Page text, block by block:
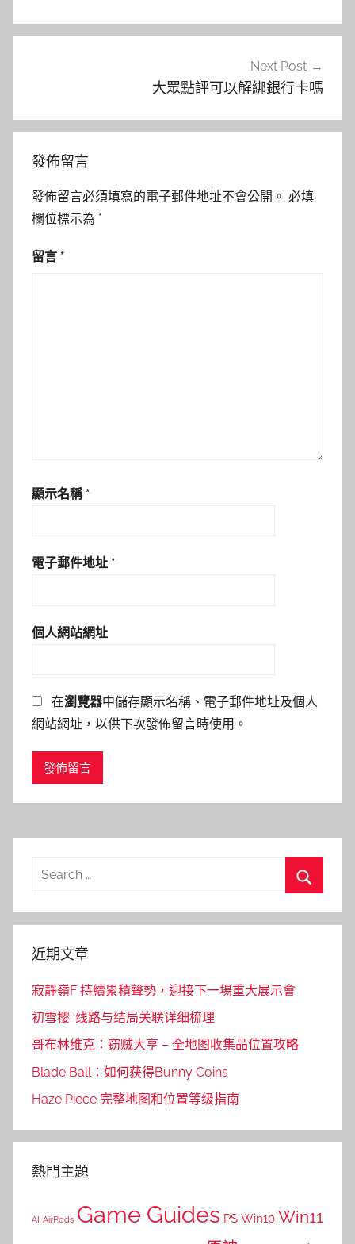
覽
Next Post
大眾點評可以解綁銀行卡嗎
發佈留言
發佈留言必須填寫的電子郵件地址不會公開。 必填
欄位標示為 *
留言 *
顯示名稱 *
電子郵件地址 *
個人網站網址
在瀏覽器中儲存顯示名稱、電子郵件地址及個人
網站網址，以供下次發佈留言時使用。
Search
近期文章
寂靜嶺F 持續累積聲勢，迎接下一場重大展示會
初雪樱: 线路与结局关联详细梳理
哥布林维克：窃贼大亨 – 全地图收集品位置攻略
Blade Ball：如何获得Bunny Coins
Haze Piece 完整地图和位置等级指南
熱門主題
AI AirPods Game Guides PS Win10 Win11